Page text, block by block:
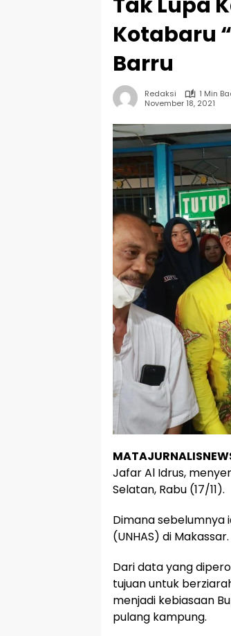
Kotabaru
Barru
Redaksi
1 Min
November 18, 2021
Jafar Al Idrus,
Selatan, Rabu (17/11).
Dimana sebelumnya
(UNHAS) di Makassar.
Dari data yang
tujuan untuk
menjadi kebiasaan
pulang kampung.